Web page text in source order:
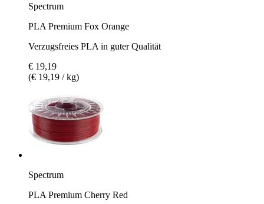
Spectrum
PLA Premium Fox Orange
Verzugsfreies PLA in guter Qualität
€ 19,19
(€ 19,19 / kg)
Spectrum
PLA Premium Cherry Red